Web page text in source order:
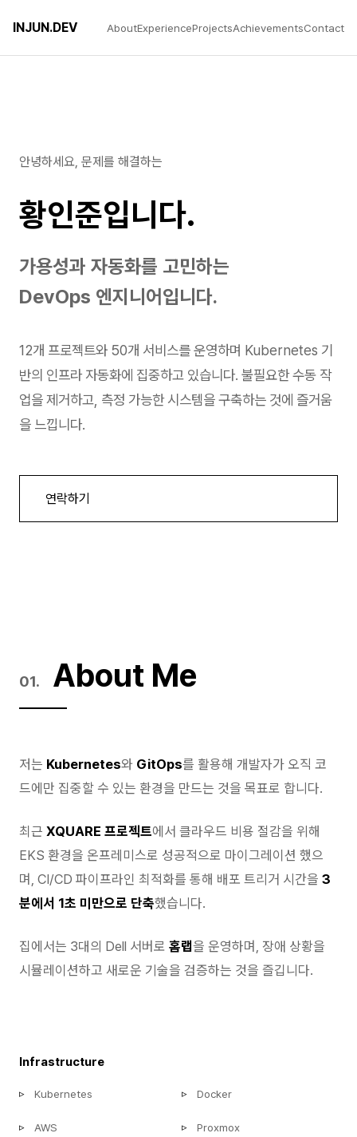
INJUN.DEV AboutExperienceProjectsAchievementsContact
안녕하세요, 문제를 해결하는
황인준입니다.
가용성과 자동화를 고민하는
DevOps 엔지니어입니다.
12개 프로젝트와 50개 서비스를 운영하며 Kubernetes 기
반의 인프라 자동화에 집중하고 있습니다. 불필요한 수동 작
업을 제거하고, 측정 가능한 시스템을 구축하는 것에 즐거움
을 느낍니다.
연락하기
About Me
저는 Kubernetes와 GitOps를 활용해 개발자가 오직 코
드에만 집중할 수 있는 환경을 만드는 것을 목표로 합니다.
최근 XQUARE 프로젝트에서 클라우드 비용 절감을 위해
EKS 환경을 온프레미스로 성공적으로 마이그레이션 했으
며, CI/CD 파이프라인 최적화를 통해 배포 트리거 시간을 3
분에서 1초 미만으로 단축했습니다.
집에서는 3대의 Dell 서버로 홈랩을 운영하며, 장애 상황을
시뮬레이션하고 새로운 기술을 검증하는 것을 즐깁니다.
Infrastructure
Kubernetes Docker
AWS Proxmox